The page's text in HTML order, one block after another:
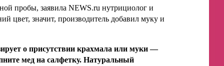
пробы, заявила NEWS.ru нутрициолог и
цвет, значит, производитель добавил муку и
о присутствии крахмала или муки —
мед на салфетку. Натуральный